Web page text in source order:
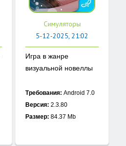
Симуляторы
5-12-2025, 21:02
Игра в жанре
визуальной новеллы
Требования: Android 7.0
Версия: 2.3.80
Размер: 84.37 Mb